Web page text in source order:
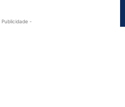
Publicidade -